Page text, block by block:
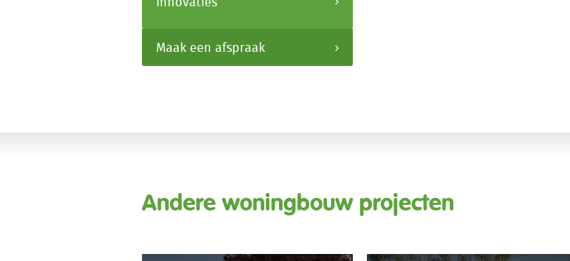
Maak een afspraak
Andere woningbouw projecten